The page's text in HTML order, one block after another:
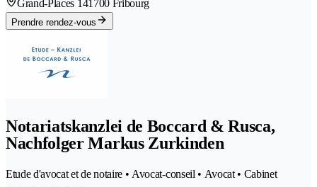
Grand-Places 141700 Fribourg
Prendre rendez-vous
Notariatskanzlei de Boccard & Rusca,
Nachfolger Markus Zurkinden
Etude d'avocat et de notaire • Avocat-conseil • Avocat • Cabinet